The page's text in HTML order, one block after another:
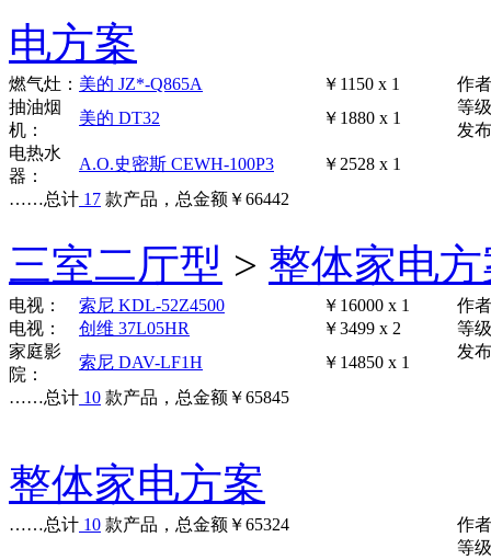
电方案
燃气灶： 美的 JZ*-Q865A
￥1150 x 1
抽油烟
机：
美的 DT32
￥1880 x 1
电热水
器：
A.O.史密斯 CEWH-100P3
￥2528 x 1
……总计 17 款产品，总金额 ￥66442
作
等
发
三室二厅型 > 整体家电
电视： 索尼 KDL-52Z4500
￥16000 x 1
电视：
创维 37L05HR
￥3499 x 2
家庭影
院：
索尼 DAV-LF1H
￥14850 x 1
……总计 10 款产品，总金额 ￥65845
作
等
发
整体家电方案
……总计 10 款产品，总金额 ￥65324
作
等